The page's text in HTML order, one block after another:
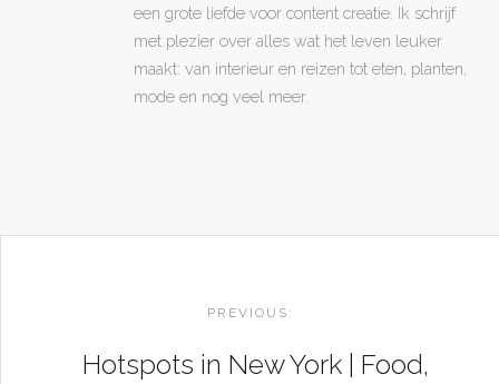
een grote liefde voor content creatie. Ik schrijf
met plezier over alles wat het leven leuker
maakt: van interieur en reizen tot eten, planten,
mode en nog veel meer.
NAVIGATION
PREVIOUS:
Hotspots in New York | Food,